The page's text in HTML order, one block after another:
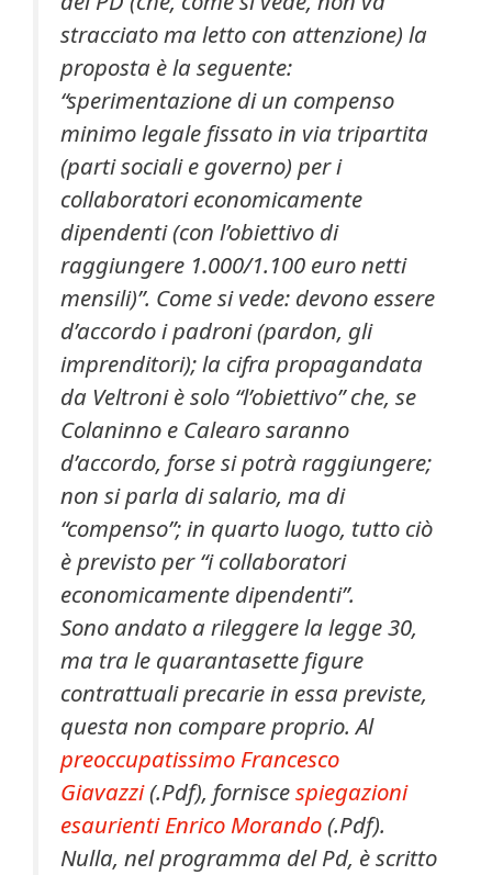
stracciato ma letto con attenzione) la
proposta è la seguente:
“sperimentazione di un compenso
minimo legale fissato in via tripartita
(parti sociali e governo) per i
collaboratori economicamente
dipendenti (con l’obiettivo di
raggiungere 1.000/1.100 euro netti
mensili)”. Come si vede: devono essere
d’accordo i padroni (pardon, gli
imprenditori); la cifra propagandata
da Veltroni è solo “l’obiettivo” che, se
Colaninno e Calearo saranno
d’accordo, forse si potrà raggiungere;
non si parla di salario, ma di
“compenso”; in quarto luogo, tutto ciò
è previsto per “i collaboratori
economicamente dipendenti”.
Sono andato a rileggere la legge 30,
ma tra le quarantasette figure
contrattuali precarie in essa previste,
questa non compare proprio. Al
preoccupatissimo Francesco
Giavazzi(.Pdf), forniscespiegazioni
esaurienti Enrico Morando(.Pdf).
Nulla, nel programma del Pd, è scritto